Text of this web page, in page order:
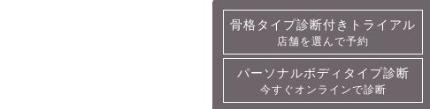
骨格タイプ診断付きトライアル
詳細・予約
パーソナルボディタイプ診断
今すぐオンラインで診断
骨格タイプ診断付きトライアル
店舗を選んで予約
パーソナルボディタイプ診断
今すぐオンラインで診断